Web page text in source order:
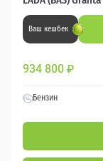
Ваш кешбек
934 800 ₽
Бензин